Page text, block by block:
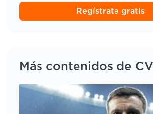
Regístrate gratis
Más contenidos de CV